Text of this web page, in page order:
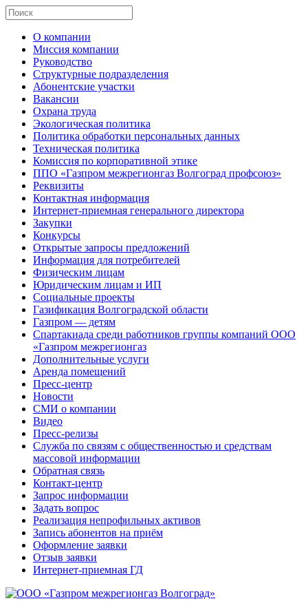
О компании
Миссия компании
Руководство
Структурные подразделения
Абонентские участки
Вакансии
Охрана труда
Экологическая политика
Политика обработки персональных данных
Техническая политика
Комиссия по корпоративной этике
ППО «Газпром межрегионгаз Волгоград профсоюз»
Реквизиты
Контактная информация
Интернет-приемная генерального директора
Закупки
Конкурсы
Открытые запросы предложений
Информация для потребителей
Физическим лицам
Юридическим лицам и ИП
Социальные проекты
Газификация Волгоградской области
Газпром — детям
Спартакиада среди работников группы компаний ООО
«Газпром межрегионгаз
Дополнительные услуги
Аренда помещений
Пресс-центр
Новости
СМИ о компании
Видео
Пресс-релизы
Служба по связям с общественностью и средствам
массовой информации
Обратная связь
Контакт-центр
Запрос информации
Задать вопрос
Реализация непрофильных активов
Запись абонентов на приём
Оформление заявки
Отзыв заявки
Интернет-приемная ГД